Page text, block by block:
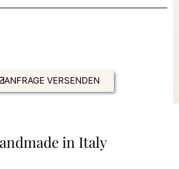
ANFRAGE VERSENDEN
in Italy